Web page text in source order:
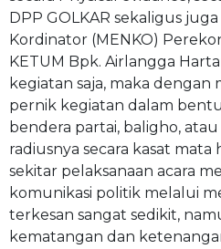
DPP GOLKAR sekaligus
Kordinator (MENKO)
KETUM Bpk. Airlangga
kegiatan saja, maka
pernik kegiatan dalam
bendera partai, baligho, atau
radiusnya secara kasat
sekitar pelaksanaan acara
komunikasi politik melalui
terkesan sangat sedikit,
kematangan dan